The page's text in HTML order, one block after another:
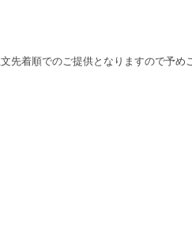
先着順でのご提供となりますので予め